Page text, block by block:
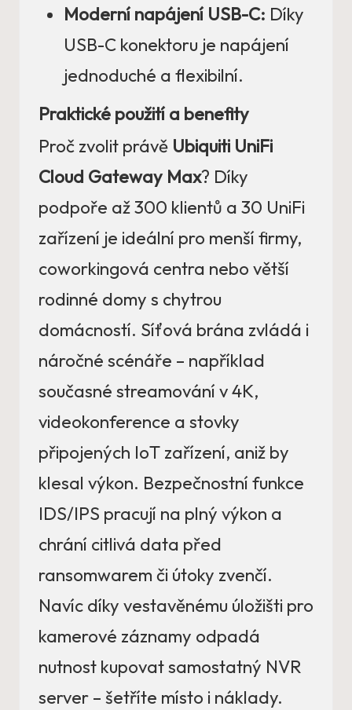
Moderní napájení USB-C: Díky
USB-C konektoru je napájení
jednoduché a flexibilní.
Praktické použití a benefity
Proč zvolit právě Ubiquiti UniFi
Cloud Gateway Max? Díky
podpoře až 300 klientů a 30 UniFi
zařízení je ideální pro menší firmy,
coworkingová centra nebo větší
rodinné domy s chytrou
domácností. Síťová brána zvládá i
náročné scénáře – například
současné streamování v 4K,
videokonference a stovky
připojených IoT zařízení, aniž by
klesal výkon. Bezpečnostní funkce
IDS/IPS pracují na plný výkon a
chrání citlivá data před
ransomwarem či útoky zvenčí.
Navíc díky vestavěnému úložišti pro
kamerové záznamy odpadá
nutnost kupovat samostatný NVR
server – šetříte místo i náklady.